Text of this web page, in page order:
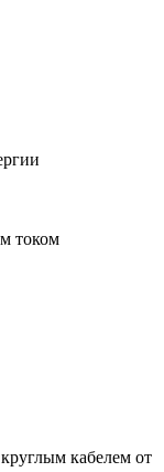
током
кабелем от